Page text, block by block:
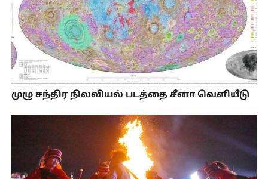
முழு சந்திர நிலவியல் படத்தை சீனா வெளியீடு